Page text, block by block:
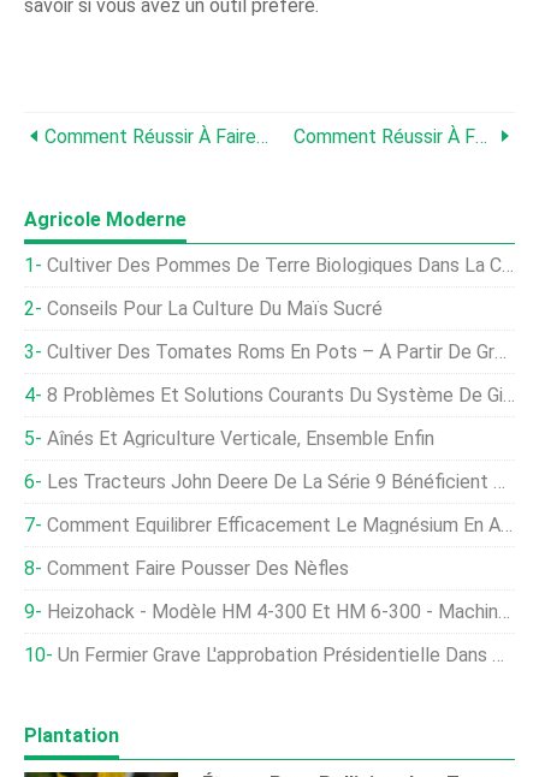
savoir si vous avez un outil préféré.
Comment Réussir À Faire Pousser De L'aneth Dans Votre Jardin Comment Réussir À Faire Pousser Du Chou Frisé Dans Votre Jardin
Agricole Moderne
Cultiver Des Pommes De Terre Biologiques Dans La Cour, Conteneurs
Conseils Pour La Culture Du Maïs Sucré
Cultiver Des Tomates Roms En Pots – À Partir De Graines À La Maison
8 Problèmes Et Solutions Courants Du Système De Gicleurs
Aînés Et Agriculture Verticale, Ensemble Enfin
Les Tracteurs John Deere De La Série 9 Bénéficient D'une Mise À Jour Pour 2022
Comment Équilibrer Efficacement Le Magnésium En Aquaponie
Comment Faire Pousser Des Nèfles
Heizohack - Modèle HM 4-300 Et HM 6-300 - Machines À Copeaux De Bois
Un Fermier Grave L'approbation Présidentielle Dans Son Champ En Lettres Géantes
Plantation